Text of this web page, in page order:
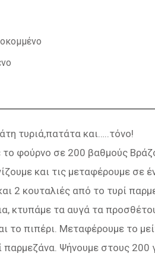
τυριά,πατάτα και…..τόνο!
φούρνο σε 200 βαθμούς
και τις μεταφέρουμε σε
2 κουταλιές από το τυρί
κτυπάμε τα αυγά τα
το πιπέρι. Μεταφέρουμε το
Ψήνουμε στους 200